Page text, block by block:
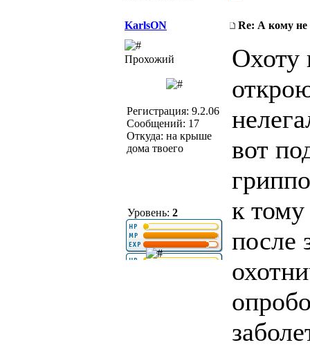
KarlsON Re: А кому не
Прохожий
Регистрация: 9.2.06
Сообщений: 17
Откуда: на крыше
дома твоего
Уровень: 2
Охоту
вот
к тому
после